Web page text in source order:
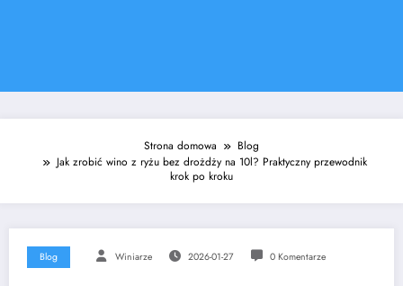
Strona domowa
Blog
Jak zrobić wino z ryżu bez drożdży na 10l? Praktyczny przewodnik
krok po kroku
Blog Winiarze 2026-01-27 0 Komentarze